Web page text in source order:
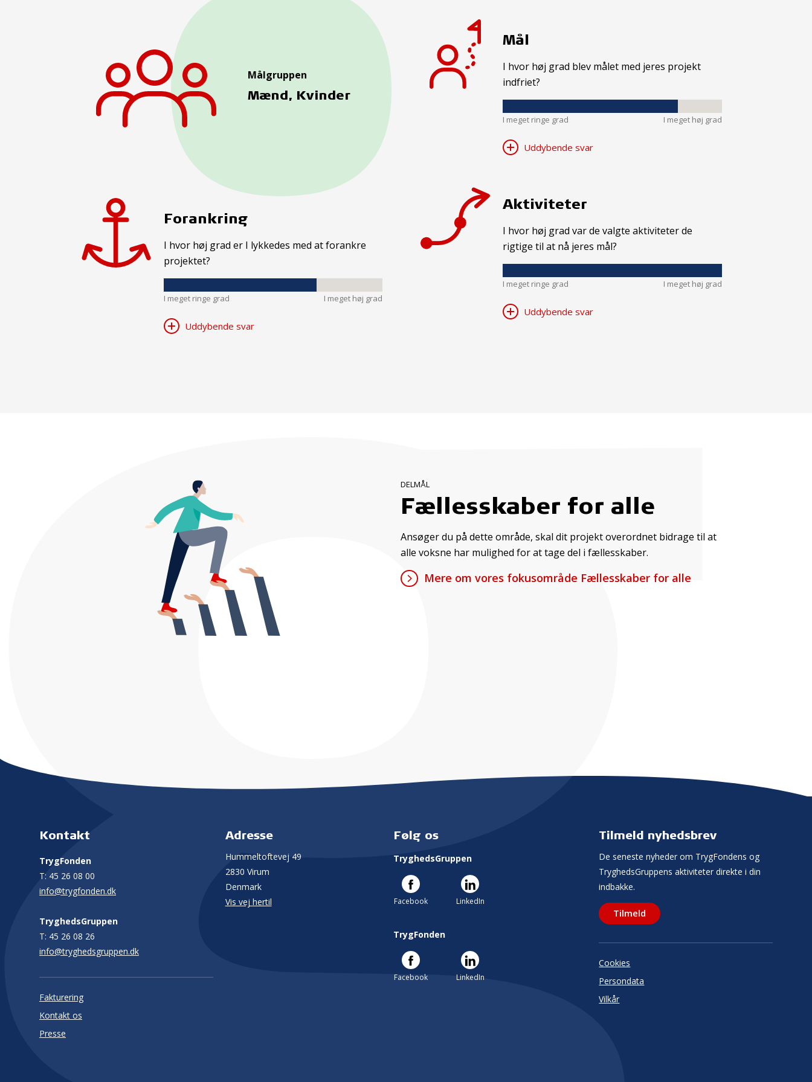
Målgruppen
Mænd, Kvinder
Forankring
I hvor høj grad er I lykkedes med at forankre
projektet?
I meget ringe grad I meget høj grad
Uddybende svar
Mål
I hvor høj grad blev målet med jeres projekt
indfriet?
I meget ringe grad I meget høj grad
Uddybende svar
Aktiviteter
I hvor høj grad var de valgte aktiviteter de
rigtige til at nå jeres mål?
I meget ringe grad I meget høj grad
Uddybende svar
DELMÅL
Fællesskaber for alle
Ansøger du på dette område, skal dit projekt overordnet bidrage til at
alle voksne har mulighed for at tage del i fællesskaber.
Mere om vores fokusområde Fællesskaber for alle
Tilmeld nyhedsbrev
De seneste nyheder om TrygFondens og
TryghedsGruppens aktiviteter direkte i din
indbakke.
Tilmeld
Kontakt
TrygFonden
T: 45 26 08 00
info@trygfonden.dk
TryghedsGruppen
T: 45 26 08 26
info@tryghedsgruppen.dk
Adresse
Hummeltoftevej 49
2830 Virum
Denmark
Vis vej hertil
Fakturering
Kontakt os
Presse
Cookies
Persondata
Vilkår
Følg os
TryghedsGruppen
Facebook LinkedIn
TrygFonden
Facebook LinkedIn